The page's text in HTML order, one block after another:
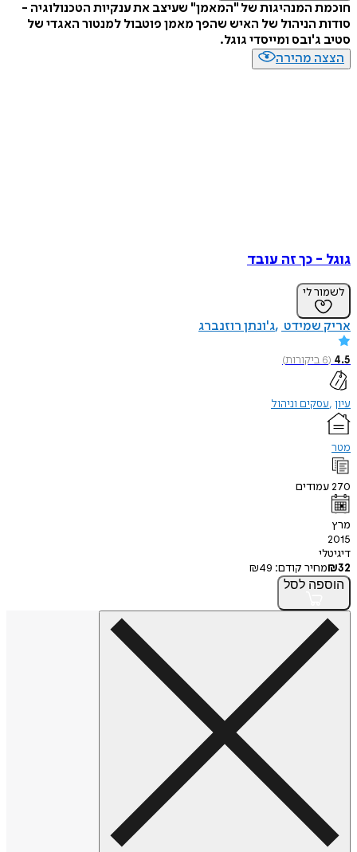
חוכמת המנהיגות של "המאמן" שעיצב את ענקיות הטכנולוגיה -
סודות הניהול של האיש שהפך מאמן פוטבול למנטור האגדי של
סטיב ג'ובס ומייסדי גוגל.
הצצה מהירה
גוגל - כך זה עובד
לשמור לי
אריק שמידט ג'ונתן רוזנברג
4.5
(
6ביקורות)
עיון עסקים וניהול
מטר
270עמודים
מרץ
2015
דיגיטלי
₪32 מחיר קודם: ₪49
הוספה לסל